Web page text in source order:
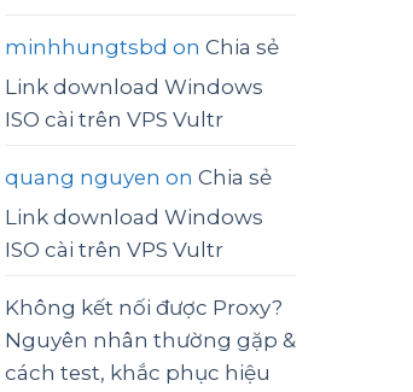
minhhungtsbd on Chia sẻ
Link download Windows
ISO cài trên VPS Vultr
quang nguyen on Chia sẻ
Link download Windows
ISO cài trên VPS Vultr
Không kết nối được Proxy?
Nguyên nhân thường gặp &
cách test, khắc phục hiệu